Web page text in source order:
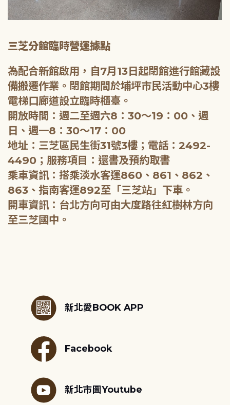
三芝分館臨時營運據點
為配合新館啟用，自7月13日起閉館進行館藏設
備搬遷作業。閉館期間於埔坪市民活動中心3樓
電梯口廊道設立臨時櫃臺。
開放時間：週二至週六8：30～19：00、週
日、週一8：30～17：00
地址：三芝區民生街31號3樓；電話：2492-
4490；服務項目：還書及預約取書
乘車資訊：搭乘淡水客運860、861、862、
863、指南客運892至「三芝站」下車。
開車資訊：台北方向可由大度路往紅樹林方向
至三芝國中。
新北愛BOOK APP
Facebook
新北市圖Youtube